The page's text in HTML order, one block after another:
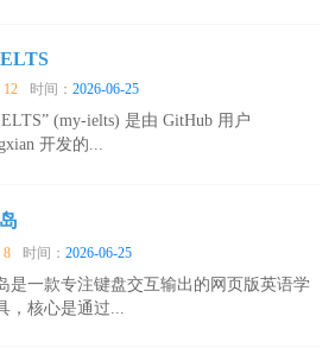
12 时间：2026-06-25
(my-ielts) 是由 GitHub 用户
开发的...
8 时间：2026-06-25
是一款专注键盘交互输出的网页版英语学
，核心是通过...